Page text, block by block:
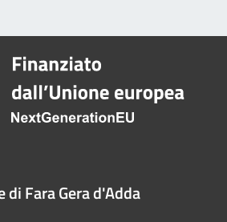
di Fara Gera d'Adda